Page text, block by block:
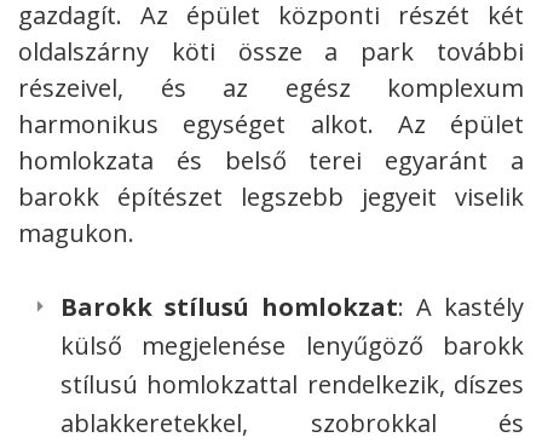
gazdagít. Az épület központi részét két
oldalszárny köti össze a park további
részeivel, és az egész komplexum
harmonikus egységet alkot. Az épület
homlokzata és belső terei egyaránt a
barokk építészet legszebb jegyeit viselik
magukon.
Barokk stílusú homlokzat: A kastély
külső megjelenése lenyűgöző barokk
stílusú homlokzattal rendelkezik, díszes
ablakkeretekkel, szobrokkal és